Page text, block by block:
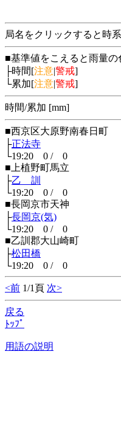
局名をクリックすると時
■基準値をこえると雨量の
├時間[注意|警戒]
└累加[注意|警戒]
時間/累加 [mm]
■西京区大原野南春日町
├正法寺
└19:20 0 / 0
■上植野町馬立
├乙 訓
└19:20 0 / 0
■長岡京市天神
├長岡京(気)
└19:20 0 / 0
■乙訓郡大山崎町
├松田橋
└19:20 0 / 0
<前 1/1頁 次>
戻る
ﾄｯﾌﾟ
用語の説明